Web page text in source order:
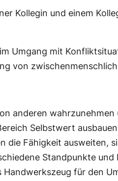
Kollegin und einem
Umgang mit
von
anderen
Selbstwert
die Fähigkeit ausweiten,
Standpunkte
für den